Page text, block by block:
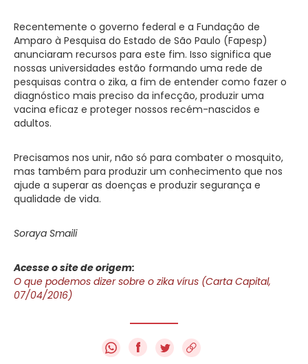
Recentemente o governo federal e a Fundação de
Amparo à Pesquisa do Estado de São Paulo (Fapesp)
anunciaram recursos para este fim. Isso significa que
nossas universidades estão formando uma rede de
pesquisas contra o zika, a fim de entender como fazer o
diagnóstico mais preciso da infecção, produzir uma
vacina eficaz e proteger nossos recém-nascidos e
adultos.
Precisamos nos unir, não só para combater o mosquito,
mas também para produzir um conhecimento que nos
ajude a superar as doenças e produzir segurança e
qualidade de vida.
Soraya Smaili
Acesse o site de origem:
O que podemos dizer sobre o zika vírus (Carta Capital,
07/04/2016)
f